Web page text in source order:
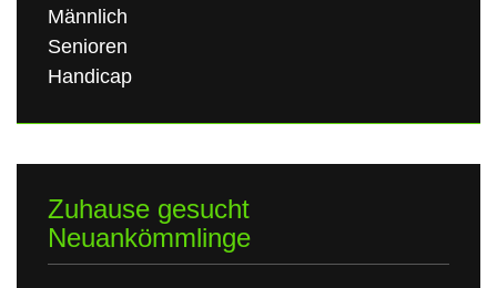
Männlich
Senioren
Handicap
Zuhause gesucht
Neuankömmlinge